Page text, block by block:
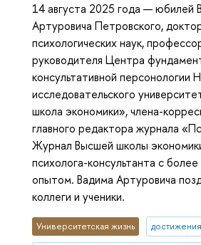
14 августа 2025 года — юбилей
Артуровича Петровского,
психологических наук,
руководителя Центра
консультативной персонологии
исследовательского
школа экономики», члена-
главного редактора журнала
Журнал Высшей школы
психолога-консультанта с
опытом. Вадима Артуровича
коллеги и ученики.
Университетская жизнь достижения